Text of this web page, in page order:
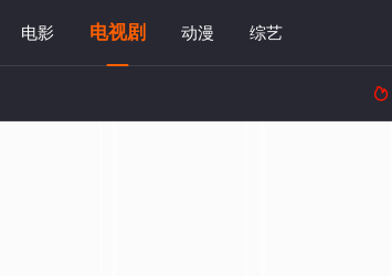
电影 电视剧 动漫 综艺
